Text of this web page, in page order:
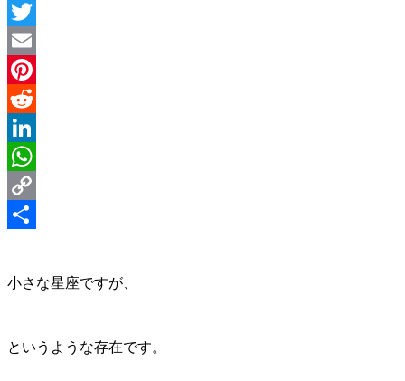
Facebook
Twitter
Email
Pinterest
Reddit
LinkedIn
WhatsApp
Copy
小さな星座ですが、
というような存在です。